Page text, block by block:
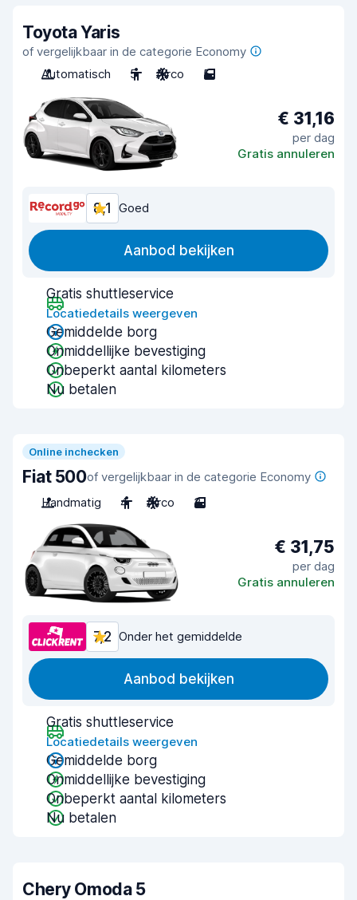
Toyota Yaris
of vergelijkbaar in de categorie Economy
Automatisch
5 Airco 5
€ 31,16
per dag
Gratis annuleren
8,1 Goed
Aanbod bekijken
Gratis shuttleservice
Locatiedetails weergeven
Gemiddelde borg
Onmiddellijke bevestiging
Onbeperkt aantal kilometers
Nu betalen
Online inchecken
Fiat 500of vergelijkbaar in de categorie Economy
Handmatig
4 Airco 3
€ 31,75
per dag
Gratis annuleren
7,2 Onder het gemiddelde
Aanbod bekijken
Gratis shuttleservice
Locatiedetails weergeven
Gemiddelde borg
Onmiddellijke bevestiging
Onbeperkt aantal kilometers
Nu betalen
Chery Omoda 5